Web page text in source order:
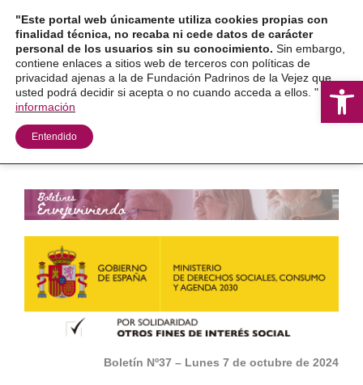
contenido
Boletín Nº37 – Lunes 7 de octubre de 2024
"Este portal web únicamente utiliza cookies propias con
finalidad técnica, no recaba ni cede datos de carácter
personal de los usuarios sin su conocimiento. Sin embargo,
contiene enlaces a sitios web de terceros con políticas de
privacidad ajenas a la de Fundación Padrinos de la Vejez que
usted podrá decidir si acepta o no cuando acceda a ellos. "
Más
información
Entendido